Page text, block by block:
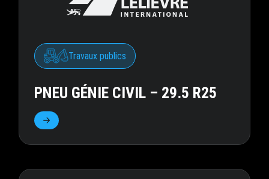
Travaux publics
PNEU GÉNIE CIVIL – 29.5 R25